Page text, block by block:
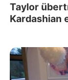
Taylor
Kardashian